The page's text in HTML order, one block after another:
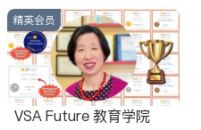
精英会员
VSA Future 教育学院